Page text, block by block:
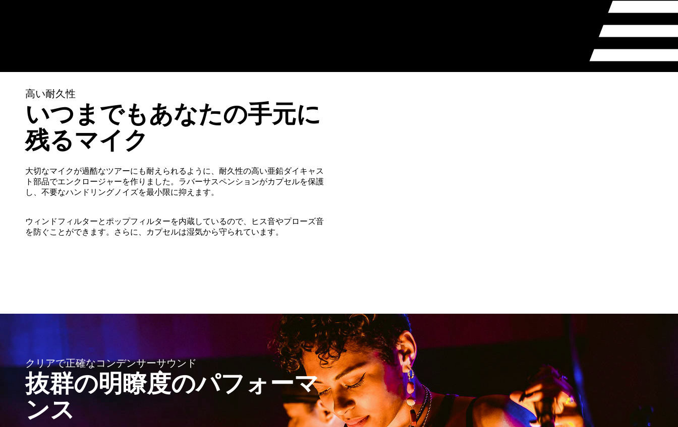
高い耐久性
いつまでもあなたの手元に
残るマイク
大切なマイクが過酷なツアーにも耐えられるように、耐久性の高い亜鉛ダイキャス
ト部品でエンクロージャーを作りました。ラバーサスペンションがカプセルを保護
し、不要なハンドリングノイズを最小限に抑えます。
ウィンドフィルターとポップフィルターを内蔵しているので、ヒス音やプローズ音
を防ぐことができます。さらに、カプセルは湿気から守られています。
クリアで正確なコンデンサーサウンド
抜群の明瞭度のパフォーマ
ンス